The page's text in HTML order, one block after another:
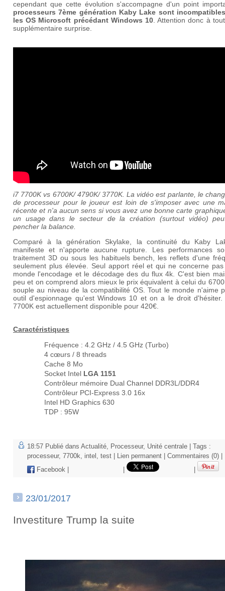
cependant que cette évolution s'accompagne d'un point
processeurs 7ème génération Kaby Lake sont
les OS Microsoft précédant Windows 10 . Attention donc à
supplémentaire surprise.
i7 7700K vs 6700K/ 4790K/ 3770K. La vidéo est parlante, le
de processeur pour le joueur est loin de s'imposer avec une
récente et n'a aucun sens si vous avez une bonne carte
un usage dans le secteur de la création (surtout vidéo)
pencher la balance.
Comparé à la génération Skylake, la continuité du Kaby
manifeste et n'apporte aucune rupture. Les performances
traitement 3D ou sous les habituels bench, les reflets d'une
seulement plus élevée. Seul apport réel et qui ne concerne
monde l'encodage et le décodage des du flux 4k. C'est bien
peu et on comprend alors mieux le prix équivalent à celui du
souple au niveau de la compatibilité OS. Tout le monde n'aime
outil d'espionnage qu'est Windows 10 et on a le droit
7700K est actuellement disponible pour 420€.
Caractéristiques
Fréquence : 4.2 GHz / 4.5 GHz (Turbo)
4 cœurs / 8 threads
Cache 8 Mo
Socket Intel LGA 1151
Contrôleur mémoire Dual Channel DDR3L/DDR4
Contrôleur PCI-Express 3.0 16x
Intel HD Graphics 630
TDP : 95W
18:57 Publié dans Actualité Processeur, Unité centrale | Tags :
processeur, 7700k intel test Lien permanent Commentaires (0)
Facebook
23/01/2017
Investiture Trump la suite